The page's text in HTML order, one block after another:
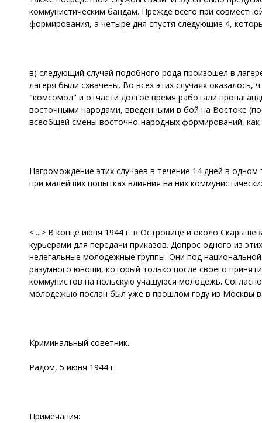
коммунистическим бандам. Прежде всего при
формирования, а четыре дня спустя следующие 4,
в) следующий случай подобного рода произошел в
лагеря были схвачены. Во всех этих случаях
"комсомол" и отчасти долгое время работали
восточными народами, введенными в бой на Востоке
всеобщей смены восточно-народных формирований, как
Нагромождение этих случаев в течение 14 дней в
при малейших попытках влияния на них
<....> В конце июня 1944 г. в Островице и около
курьерами для передачи приказов. Допрос одного из
нелегальные молодежные группы. Они под
разумного юноши, который только после своего
коммунистов на польскую учащуюся молодежь.
молодежью послан был уже в прошлом году из Москвы в
Криминальный советник.
Радом, 5 июня 1944 г.
Примечания: